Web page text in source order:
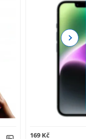
169 Kč
Next